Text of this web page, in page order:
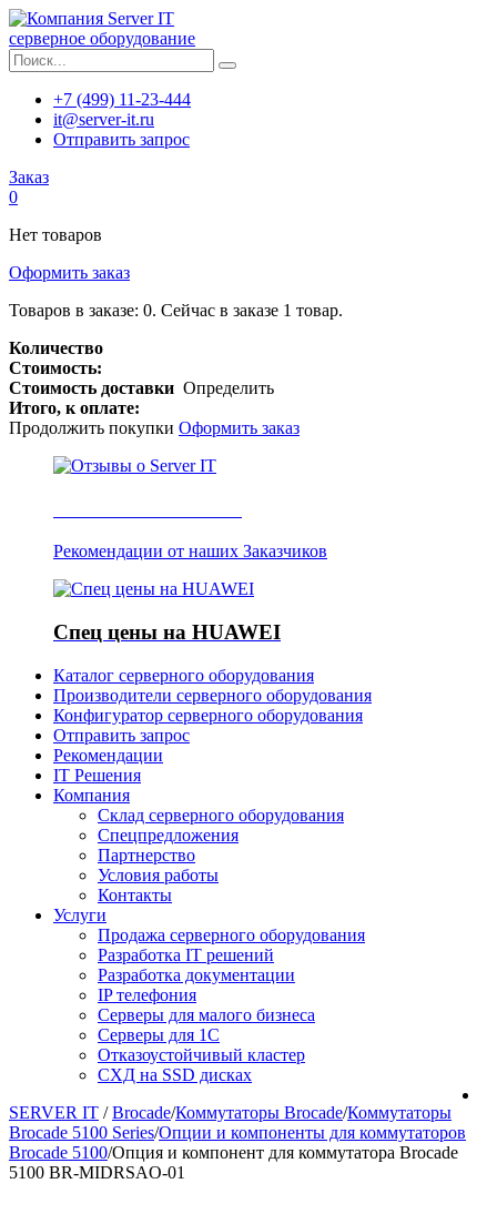
серверное оборудование
+7 (499) 11-23-444
it@server-it.ru
Отправить запрос
Заказ
0
Нет товаров
Оформить заказ
Товаров в заказе: 0. Сейчас в заказе 1 товар.
Количество
Стоимость:
Стоимость доставки Определить
Итого, к оплате:
Продолжить покупки Оформить заказ
Рекомендации от наших Заказчиков
Спец цены на HUAWEI
Каталог серверного оборудования
Производители серверного оборудования
Конфигуратор серверного оборудования
Отправить запрос
Рекомендации
IT Решения
Компания
Склад серверного оборудования
Спецпредложения
Партнерство
Условия работы
Контакты
Услуги
Продажа серверного оборудования
Разработка IT решений
Разработка документации
IP телефония
Серверы для малого бизнеса
Серверы для 1С
Отказоустойчивый кластер
СХД на SSD дисках
SERVER IT / Brocade/Коммутаторы Brocade/Коммутаторы
Brocade 5100 Series/Опции и компоненты для коммутаторов
Brocade 5100/Опция и компонент для коммутатора Brocade
5100 BR-MIDRSAO-01